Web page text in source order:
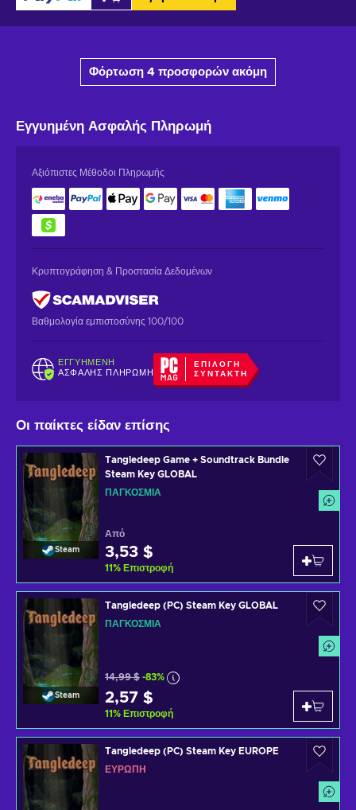
Φόρτωση 4 προσφορών ακόμη
Εγγυημένη Ασφαλής Πληρωμή
Αξιόπιστες Μέθοδοι Πληρωμής
Κρυπτογράφηση & Προστασία Δεδομένων
Βαθμολογία εμπιστοσύνης 100/100
ΕΓΓΥΗΜΈΝΗ
ΑΣΦΑΛΉΣ ΠΛΗΡΩΜΉ
ΕΠΙΛΟΓΉ
ΣΥΝΤΆΚΤΗ
Οι παίκτες είδαν επίσης
Steam
Tangledeep Game + Soundtrack Bundle
Steam Key GLOBAL
ΠΑΓΚΌΣΜΙΑ
Από
3,53 $
11% Επιστροφή
Steam
Tangledeep (PC) Steam Key GLOBAL
ΠΑΓΚΌΣΜΙΑ
14,99 $ -83%
2,57 $
11% Επιστροφή
Tangledeep (PC) Steam Key EUROPE
ΕΥΡΏΠΗ